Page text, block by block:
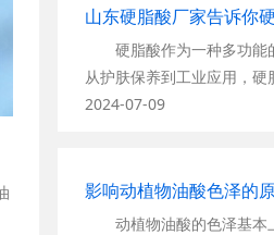
盛，同时物流运输成本也
2、产品品质
一般来说，纯度越高的产
动了价格的上涨。
4、原材料成本
山东硬脂酸厂家告诉你
硬脂酸作为一种多功能
从护肤保养到工业应用，
享一下改产品的作用与功效
形成一层保护膜，有效锁
效果；
2024-07-09
影响动植物油酸色泽的
动植物油酸的色泽基本